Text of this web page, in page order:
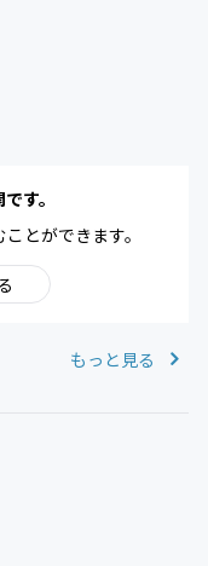
す。
とができます。
もっと見る